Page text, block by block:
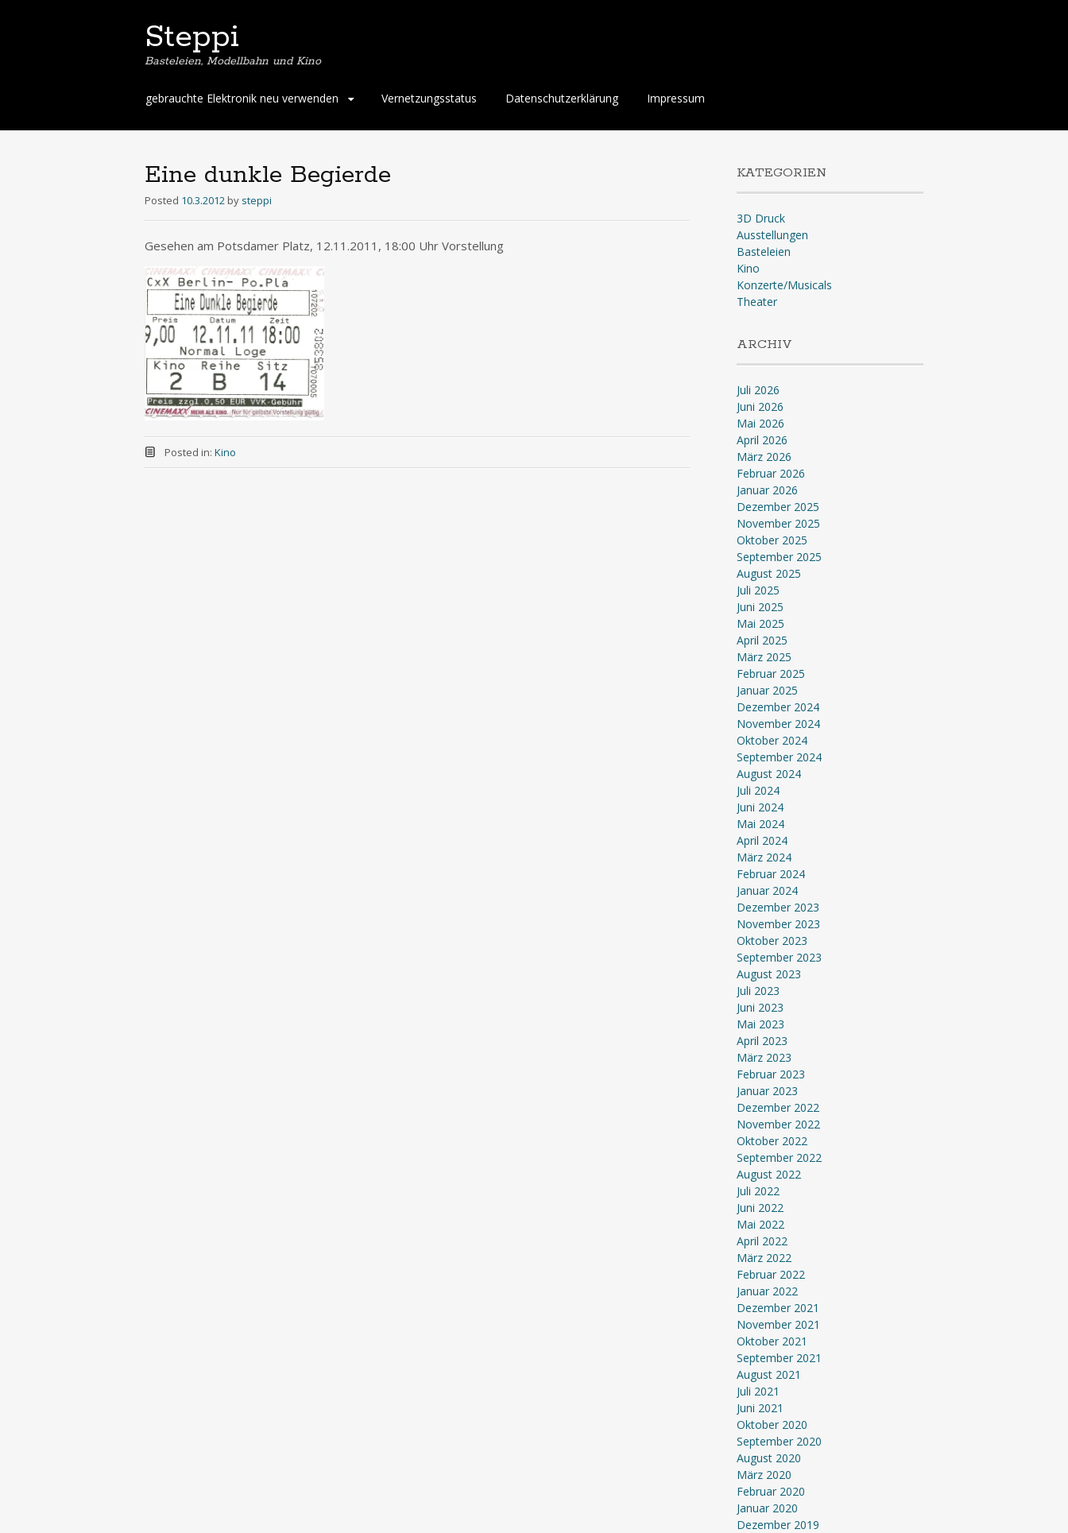
Steppi
Basteleien, Modellbahn und Kino
Skip
content
gebrauchte Elektronik neu verwenden Vernetzungsstatus Datenschutzerklärung Impressum
Eine dunkle Begierde
Posted 10.3.2012 by steppi
Gesehen am Potsdamer Platz, 12.11.2011, 18:00 Uhr Vorstellung
Posted in: Kino
KATEGORIEN
3D Druck
Ausstellungen
Basteleien
Kino
Konzerte/Musicals
Theater
ARCHIV
Juli 2026
Juni 2026
Mai 2026
April 2026
März 2026
Februar 2026
Januar 2026
Dezember 2025
November 2025
Oktober 2025
September 2025
August 2025
Juli 2025
Juni 2025
Mai 2025
April 2025
März 2025
Februar 2025
Januar 2025
Dezember 2024
November 2024
Oktober 2024
September 2024
August 2024
Juli 2024
Juni 2024
Mai 2024
April 2024
März 2024
Februar 2024
Januar 2024
Dezember 2023
November 2023
Oktober 2023
September 2023
August 2023
Juli 2023
Juni 2023
Mai 2023
April 2023
März 2023
Februar 2023
Januar 2023
Dezember 2022
November 2022
Oktober 2022
September 2022
August 2022
Juli 2022
Juni 2022
Mai 2022
April 2022
März 2022
Februar 2022
Januar 2022
Dezember 2021
November 2021
Oktober 2021
September 2021
August 2021
Juli 2021
Juni 2021
Oktober 2020
September 2020
August 2020
März 2020
Februar 2020
Januar 2020
Dezember 2019